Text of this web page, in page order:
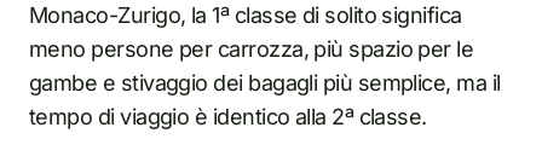
Monaco-Zurigo, la 1ª classe di solito significa
meno persone per carrozza, più spazio per le
gambe e stivaggio dei bagagli più semplice, ma il
tempo di viaggio è identico alla 2ª classe.